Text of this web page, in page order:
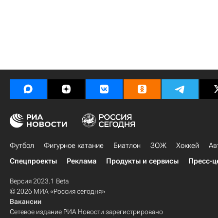
Футбол Фигурное катание Биатлон ЗОЖ Хоккей
Спецпроекты
Реклама Продукты и сервисы Пресс-
Версия 2023.1 Beta
© 2026 МИА «Россия сегодня»
Вакансии
Сетевое издание РИА Новости зарегистрировано